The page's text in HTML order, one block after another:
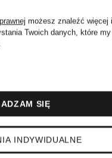
ernst
możesz znaleźć więcej
Twoich danych, które
INDYWIDUALNE
SIĘ